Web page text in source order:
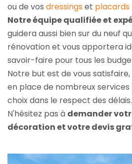
ou de vos dressings et placards
Notre équipe qualifiée et
guidera aussi bien sur du neuf
rénovation et vous apportera
savoir-faire pour tous les
Notre but est de vous
en place de nombreux
choix dans le respect des délais.
N'hésitez pas à demander
décoration et votre devis